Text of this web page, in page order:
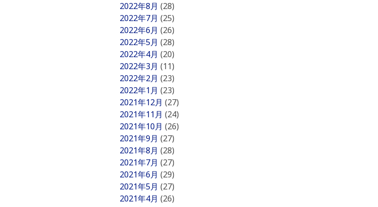
2022年8月 (28)
2022年7月 (25)
2022年6月 (26)
2022年5月 (28)
2022年4月 (20)
2022年3月 (11)
2022年2月 (23)
2022年1月 (23)
2021年12月 (27)
2021年11月 (24)
2021年10月 (26)
2021年9月 (27)
2021年8月 (28)
2021年7月 (27)
2021年6月 (29)
2021年5月 (27)
2021年4月 (26)